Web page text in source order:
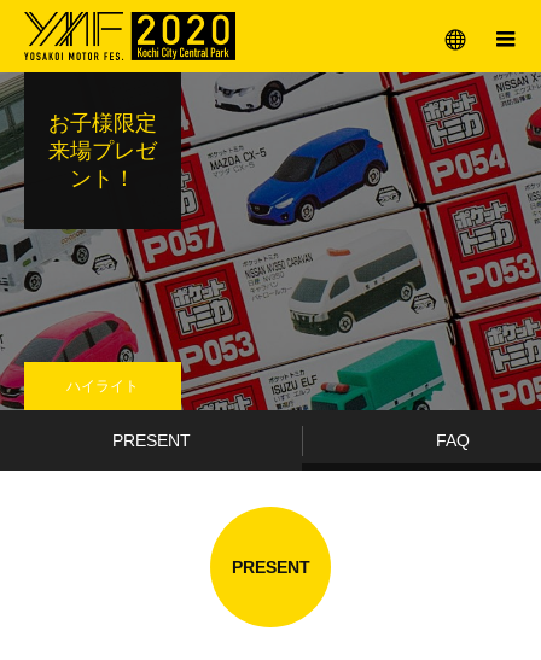
メニュー
お子様限定
来場プレゼ
ント！
ハイライト
PRESENT FAQ
PRESENT